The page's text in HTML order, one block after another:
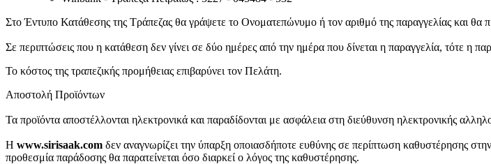
Στο Έντυπο Κατάθεσης της Τράπεζας θα γράψετε το Ονοματεπώνυμο ή τον αριθμό της παραγγελίας και θα
Σε περιπτώσεις που η κατάθεση δεν γίνει σε δύο ημέρες από την ημέρα που δίνεται η παραγγελία, τότε η
Το κόστος της τραπεζικής προμήθειας επιβαρύνει τον Πελάτη.
Αποστολή Προϊόντων
Τα προϊόντα αποστέλλονται ηλεκτρονικά και παραδίδονται με ασφάλεια στη διεύθυνση ηλεκτρονικής
Η www.sirisaak.com δεν αναγνωρίζει την ύπαρξη οποιασδήποτε ευθύνης σε περίπτωση καθυστέρησης
προθεσμία παράδοσης θα παρατείνεται όσο διαρκεί ο λόγος της καθυστέρησης.